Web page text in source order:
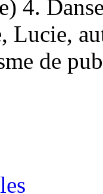
4.
Lucie,
de